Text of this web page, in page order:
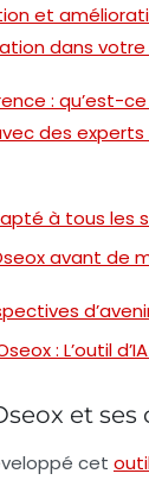
et
dans
: qu’est-
des experts
à tous les
avant de
: L’outil
et
cet